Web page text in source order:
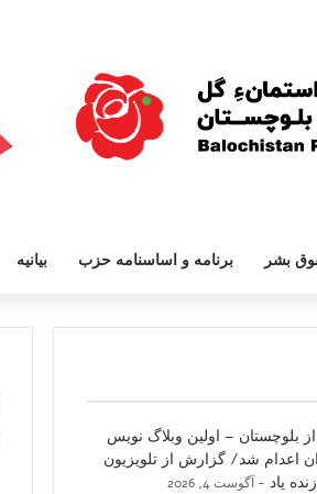
بشر برنامه و اساسنامه حزب بیانیه
بلوچستان – اولین وبلاگ نویس
اعدام شد/ گزارش از تلویزیون
یاد
آگوست 4, 2026